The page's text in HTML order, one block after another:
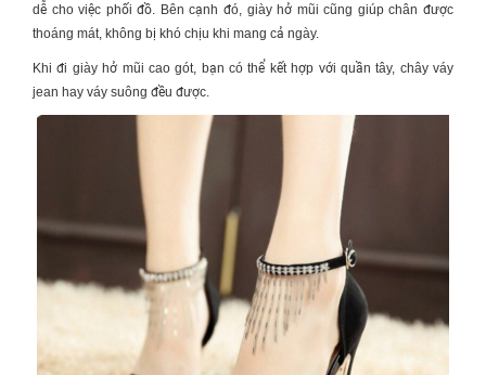
dễ cho việc phối đồ. Bên cạnh đó, giày hở mũi cũng giúp chân được
thoáng mát, không bị khó chịu khi mang cả ngày.
Khi đi giày hở mũi cao gót, bạn có thể kết hợp với quần tây, chây váy
jean hay váy suông đều được.